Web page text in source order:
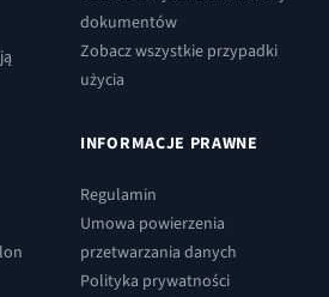
dokumentów
Zobacz wszystkie przypadki
użycia
INFORMACJE PRAWNE
Regulamin
Umowa powierzenia
przetwarzania danych
Polityka prywatności